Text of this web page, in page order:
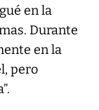
en la
Durante
en la
pero